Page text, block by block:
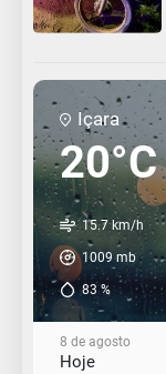
Içara
20°C
15.7 km/h
1009 mb
83%
8 de agosto
Hoje